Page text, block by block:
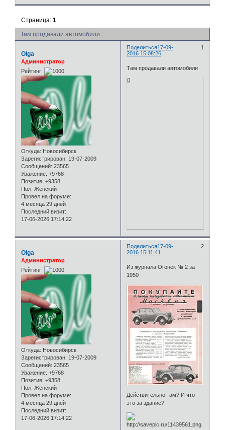
Там продавали автомобили
Страница:1
Поделиться 1
17-09-
2016 15:08:26
Olga
Администратор
Рейтинг:
Откуда: Новосибирск
Зарегистрирован: 19-07-2009
Сообщений: 23565
Уважение: +9768
Позитив: +9358
Пол: Женский
Провел на форуме:
4 месяца 29 дней
Последний визит:
17-06-2026 17:14:22
Там продавали автомобили
0
Поделиться 2
17-09-
2016 15:11:41
Olga
Администратор
Рейтинг:
Откуда: Новосибирск
Зарегистрирован: 19-07-2009
Сообщений: 23565
Уважение: +9768
Позитив: +9358
Пол: Женский
Провел на форуме:
4 месяца 29 дней
Последний визит:
17-06-2026 17:14:22
Из журнала Огонёк № 2 за
1950
Действительно там? И что
это за здание?